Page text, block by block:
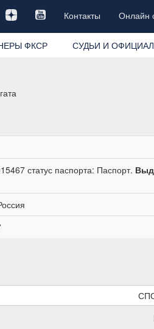
Контакты Онлайн
ФКСР СУДЬИ И
статус паспорта: Паспорт.